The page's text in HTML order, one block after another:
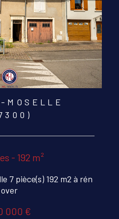
MOSELLE
- 192 m²
7 pièce(s) 192 m2 à rén
over
000 €